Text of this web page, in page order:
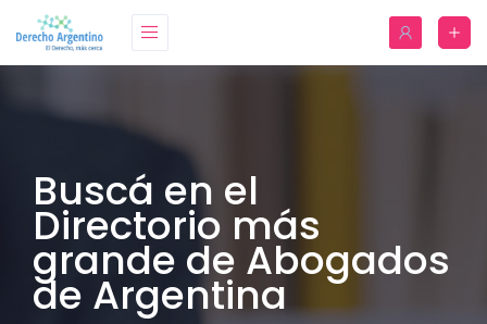
Buscá en el
Directorio más
grande de Abogados
de Argentina